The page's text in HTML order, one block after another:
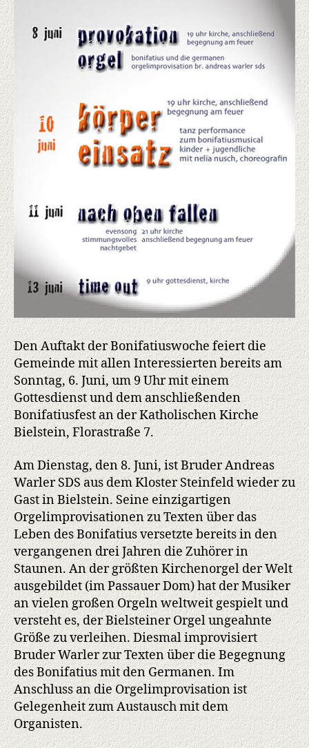
Den Auftakt der Bonifatiuswoche feiert die
Gemeinde mit allen Interessierten bereits am
Sonntag, 6. Juni, um 9 Uhr mit einem
Gottesdienst und dem anschließenden
Bonifatiusfest an der Katholischen Kirche
Bielstein, Florastraße 7.
Am Dienstag, den 8. Juni, ist Bruder Andreas
Warler SDS aus dem Kloster Steinfeld wieder zu
Gast in Bielstein. Seine einzigartigen
Orgelimprovisationen zu Texten über das
Leben des Bonifatius versetzte bereits in den
vergangenen drei Jahren die Zuhörer in
Staunen. An der größten Kirchenorgel der Welt
ausgebildet (im Passauer Dom) hat der Musiker
an vielen großen Orgeln weltweit gespielt und
versteht es, der Bielsteiner Orgel ungeahnte
Größe zu verleihen. Diesmal improvisiert
Bruder Warler zur Texten über die Begegnung
des Bonifatius mit den Germanen. Im
Anschluss an die Orgelimprovisation ist
Gelegenheit zum Austausch mit dem
Organisten.